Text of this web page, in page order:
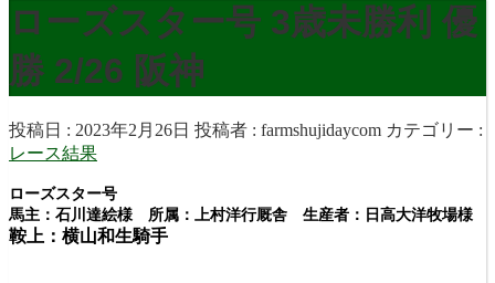
ローズスター号 3歳未勝利 優
勝 2/26 阪神
投稿日 : 2023年2月26日 投稿者 : farmshujidaycom カテゴリー :
レース結果
ローズスター号
馬主：石川達絵様 所属：上村洋行厩舎 生産者：日高大洋牧場様
鞍上：横山和生騎手